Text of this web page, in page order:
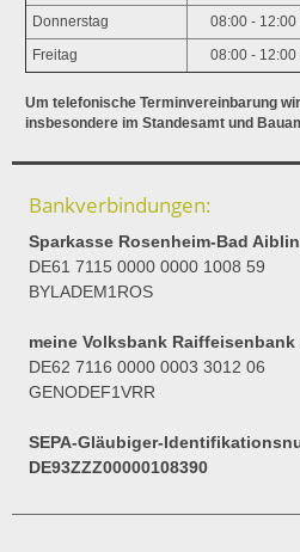
Donnerstag 08:00 - 12:00
Freitag 08:00 - 12:00
Um telefonische Terminvereinbarung
insbesondere im Standesamt und
Bankverbindungen:
Sparkasse Rosenheim-Bad
DE61 7115 0000 0000 1008 59
BYLADEM1ROS
meine Volksbank Raiffeisenbank
DE62 7116 0000 0003 3012 06
GENODEF1VRR
SEPA-Gläubiger-
DE93ZZZ00000108390